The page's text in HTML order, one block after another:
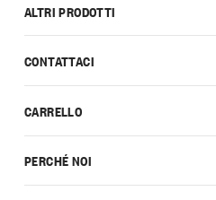
CONTATTACI
CARRELLO
PERCHÉ NOI
ALTRI PRODOTTI